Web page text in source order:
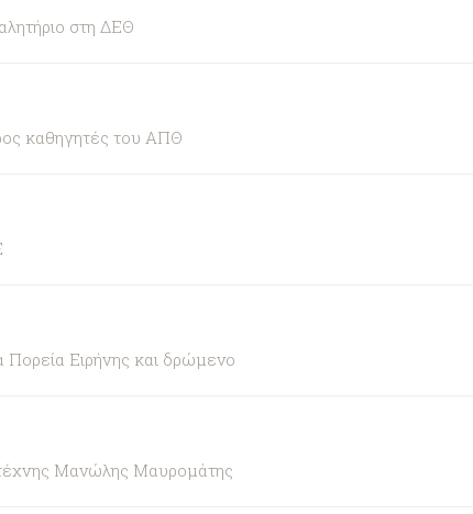
στη ΔΕΘ
καθηγητές του ΑΠΘ
Ειρήνης και δρώμενο
Μανώλης Μαυρομάτης